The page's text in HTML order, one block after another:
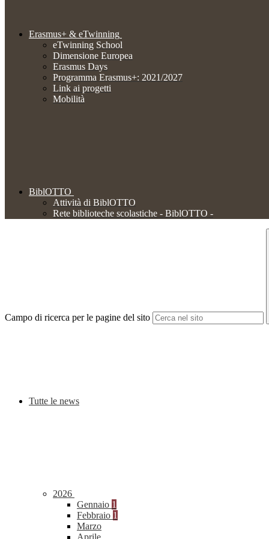
Erasmus+ & eTwinning
eTwinning School
Dimensione Europea
Erasmus Days
Programma Erasmus+: 2021/2027
Link ai progetti
Mobilità
BiblOTTO
Attività di BiblOTTO
Rete biblioteche scolastiche - BiblOTTO -
Campo di ricerca per le pagine del sito
Tutte le news
2026
Gennaio 1
Febbraio 1
Marzo